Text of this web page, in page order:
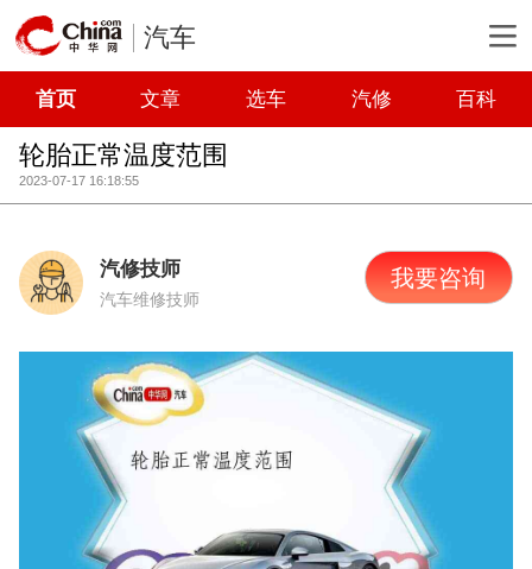
汽车
首页 文章 选车 汽修 百科
轮胎正常温度范围
2023-07-17 16:18:55
汽修技师
汽车维修技师
我要咨询